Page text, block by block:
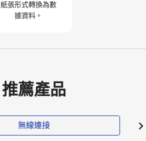
紙張形式轉換為數
據資料。
推薦產品
無線連接